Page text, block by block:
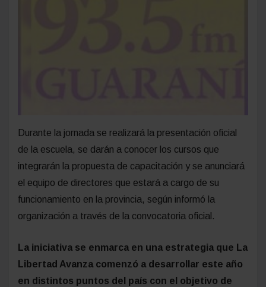
Durante la jornada se realizará la presentación oficial
de la escuela, se darán a conocer los cursos que
integrarán la propuesta de capacitación y se anunciará
el equipo de directores que estará a cargo de su
funcionamiento en la provincia, según informó la
organización a través de la convocatoria oficial.
La iniciativa se enmarca en una estrategia que La
Libertad Avanza comenzó a desarrollar este año
en distintos puntos del país con el objetivo de